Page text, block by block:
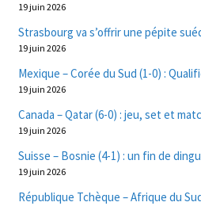
19 juin 2026
Strasbourg va s’offrir une pépite
19 juin 2026
Mexique – Corée du Sud (1-0) :
19 juin 2026
Canada – Qatar (6-0) : jeu, set et
19 juin 2026
Suisse – Bosnie (4-1) : un fin de
19 juin 2026
République Tchèque – Afrique du